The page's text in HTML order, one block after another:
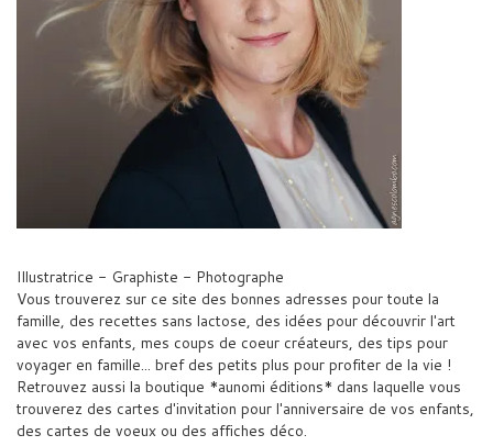
Illustratrice - Graphiste - Photographe
Vous trouverez sur ce site des bonnes adresses pour toute la
famille, des recettes sans lactose, des idées pour découvrir l'art
avec vos enfants, mes coups de coeur créateurs, des tips pour
voyager en famille... bref des petits plus pour profiter de la vie !
Retrouvez aussi la boutique *aunomi éditions* dans laquelle vous
trouverez des cartes d'invitation pour l'anniversaire de vos enfants,
des cartes de voeux ou des affiches déco.